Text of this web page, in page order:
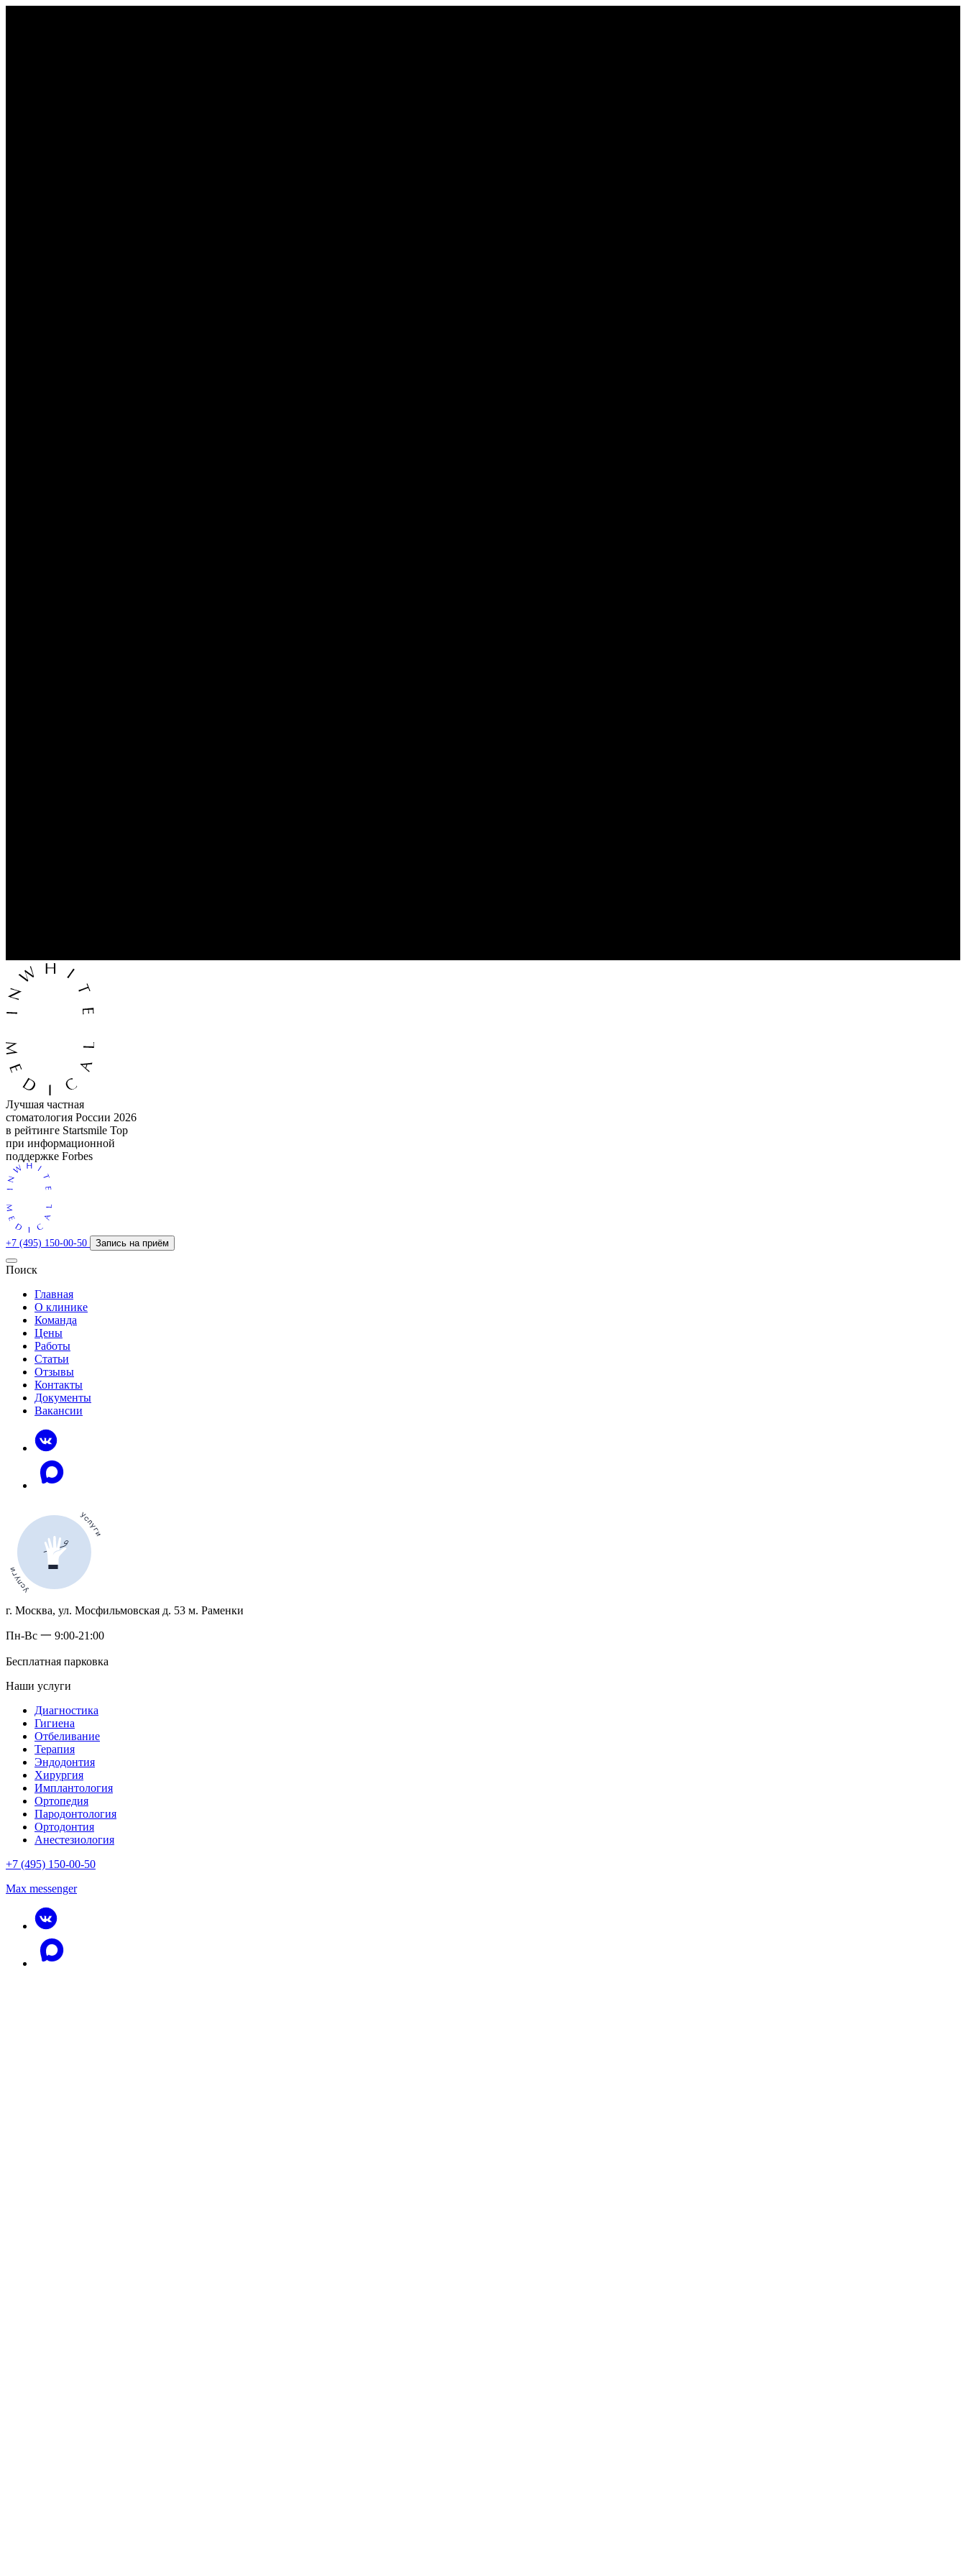
Лучшая частная
стоматология России 2026
в рейтинге Startsmile Top
при информационной
поддержке Forbes
+7 (495) 150-00-50 Запись на приём
Поиск
Главная
О клинике
Команда
Цены
Работы
Статьи
Отзывы
Контакты
Документы
Вакансии
г. Москва, ул. Мосфильмовская д. 53 м. Раменки
Пн-Вс 一 9:00-21:00
Бесплатная парковка
Наши услуги
Диагностика
Гигиена
Отбеливание
Терапия
Эндодонтия
Хирургия
Имплантология
Ортопедия
Пародонтология
Ортодонтия
Анестезиология
+7 (495) 150-00-50
Max messenger